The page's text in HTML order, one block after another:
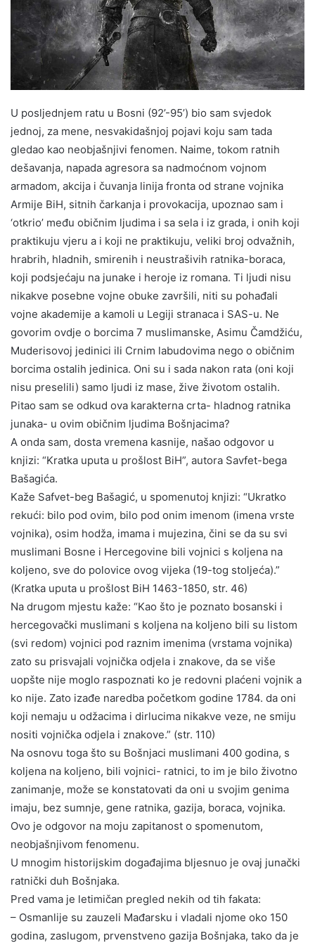
U posljednjem ratu u Bosni (92’-95’) bio sam svjedok
jednoj, za mene, nesvakidašnjoj pojavi koju sam tada
gledao kao neobjašnjivi fenomen. Naime, tokom ratnih
dešavanja, napada agresora sa nadmoćnom vojnom
armadom, akcija i čuvanja linija fronta od strane vojnika
Armije BiH, sitnih čarkanja i provokacija, upoznao sam i
‘otkrio’ među običnim ljudima i sa sela i iz grada, i onih koji
praktikuju vjeru a i koji ne praktikuju, veliki broj odvažnih,
hrabrih, hladnih, smirenih i neustrašivih ratnika-boraca,
koji podsjećaju na junake i heroje iz romana. Ti ljudi nisu
nikakve posebne vojne obuke završili, niti su pohađali
vojne akademije a kamoli u Legiji stranaca i SAS-u. Ne
govorim ovdje o borcima 7 muslimanske, Asimu Čamdžiću,
Muderisovoj jedinici ili Crnim labudovima nego o običnim
borcima ostalih jedinica. Oni su i sada nakon rata (oni koji
nisu preselili) samo ljudi iz mase, žive životom ostalih.
Pitao sam se odkud ova karakterna crta- hladnog ratnika
junaka- u ovim običnim ljudima Bošnjacima?
A onda sam, dosta vremena kasnije, našao odgovor u
knjizi: “Kratka uputa u prošlost BiH”, autora Savfet-bega
Bašagića.
Kaže Safvet-beg Bašagić, u spomenutoj knjizi: “Ukratko
rekući: bilo pod ovim, bilo pod onim imenom (imena vrste
vojnika), osim hodža, imama i mujezina, čini se da su svi
muslimani Bosne i Hercegovine bili vojnici s koljena na
koljeno, sve do polovice ovog vijeka (19-tog stoljeća).”
(Kratka uputa u prošlost BiH 1463-1850, str. 46)
Na drugom mjestu kaže: “Kao što je poznato bosanski i
hercegovački muslimani s koljena na koljeno bili su listom
(svi redom) vojnici pod raznim imenima (vrstama vojnika)
zato su prisvajali vojnička odjela i znakove, da se više
uopšte nije moglo raspoznati ko je redovni plaćeni vojnik a
ko nije. Zato izađe naredba početkom godine 1784. da oni
koji nemaju u odžacima i dirlucima nikakve veze, ne smiju
nositi vojnička odjela i znakove.” (str. 110)
Na osnovu toga što su Bošnjaci muslimani 400 godina, s
koljena na koljeno, bili vojnici- ratnici, to im je bilo životno
zanimanje, može se konstatovati da oni u svojim genima
imaju, bez sumnje, gene ratnika, gazija, boraca, vojnika.
Ovo je odgovor na moju zapitanost o spomenutom,
neobjašnjivom fenomenu.
U mnogim historijskim događajima bljesnuo je ovaj junački
ratnički duh Bošnjaka.
Pred vama je letimičan pregled nekih od tih fakata:
– Osmanlije su zauzeli Mađarsku i vladali njome oko 150
godina, zaslugom, prvenstveno gazija Bošnjaka, tako da je